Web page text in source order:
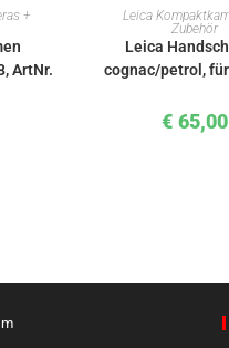
+
ArtNr.
IN DEN
Leica
Zubehör
Leica
cognac/petrol,
€ 65,00